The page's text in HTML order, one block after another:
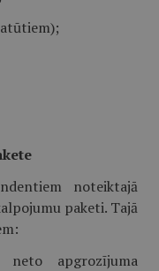
noteiktajā
paketi. Tajā
neto apgrozījuma